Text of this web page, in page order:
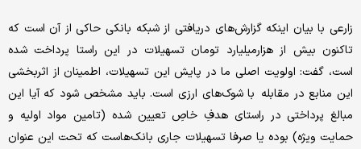
زارعی با بیان اینکه گزارش‌های دریافتی از شبکه بانکی حاکی از آن است که
تاکنون بیش از هزار‌میلیارد تومان تسهیلات در این راستا پرداخت شده
است، گفت: اولویت اصلی ما در پایش این تسهیلات، اطمینان از اثربخشی
این منابع در مقابله با شوک‌های ارزی است. باید مشخص شود که آیا این
مبالغ پرداختی در راستای هدفِ خاصِ تعیین شده (تامین مواد اولیه و
حمایت ویژه) بوده یا صرفا تسهیلات جاری بانک‌هاست که تحت این عنوان